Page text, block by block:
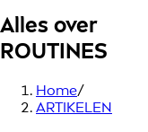
Alles over
ROUTINES
Home/
ARTIKELEN